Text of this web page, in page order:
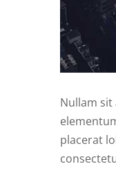
Nullam
placerat